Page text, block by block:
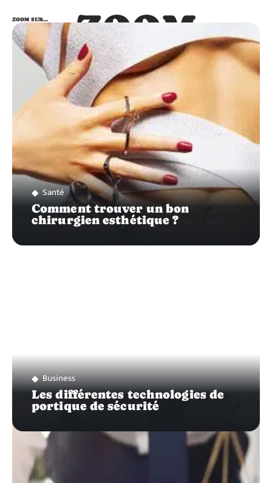
ZOOM
SUR…
ZOOM SUR…
Santé
Comment trouver un bon
chirurgien esthétique ?
Business
Les différentes technologies de
portique de sécurité